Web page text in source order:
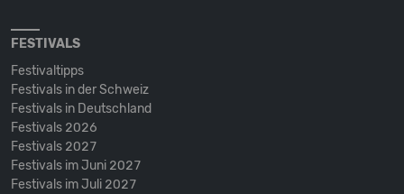
FESTIVALS
Festivaltipps
Festivals in der Schweiz
Festivals in Deutschland
Festivals 2026
Festivals 2027
Festivals im Juni 2027
Festivals im Juli 2027